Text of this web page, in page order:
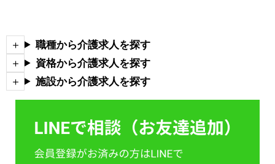
職種から介護求人を探す
資格から介護求人を探す
施設から介護求人を探す